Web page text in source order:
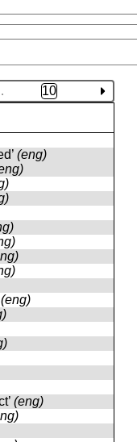
10
(eng)
(eng)
(eng)